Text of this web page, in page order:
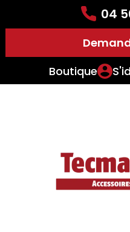
04
Boutique